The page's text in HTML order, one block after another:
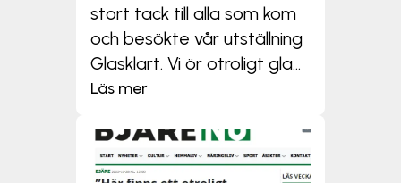
stort tack till alla som kom
och besökte vår utställning
Glasklart. Vi ör otroligt gla...
Läs mer